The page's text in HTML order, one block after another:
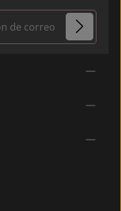
que has leído
(*) son